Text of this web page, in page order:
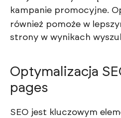
kampanie promocyjne.
również pomoże w
strony w wynikach
Optymalizacja
pages
SEO jest kluczowym